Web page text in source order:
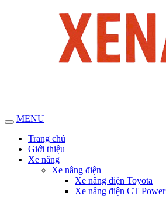
MENU
Trang chủ
Giới thiệu
Xe nâng
Xe nâng điện
Xe nâng điện Toyota
Xe nâng điện CT Power